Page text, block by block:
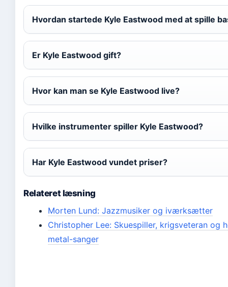
Hvordan startede Kyle Eastwood med at spille
Er Kyle Eastwood gift?
Hvor kan man se Kyle Eastwood live?
Hvilke instrumenter spiller Kyle Eastwood?
Har Kyle Eastwood vundet priser?
Relateret læsning
Morten Lund: Jazzmusiker og iværksætter
Christopher Lee: Skuespiller, krigsveteran og
metal-sanger